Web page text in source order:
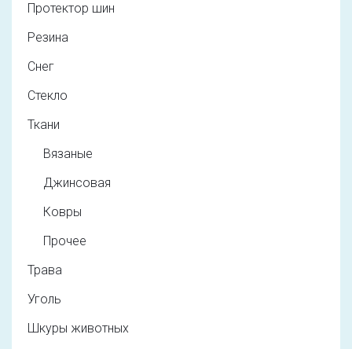
Протектор шин
Резина
Снег
Стекло
Ткани
Вязаные
Джинсовая
Ковры
Прочее
Трава
Уголь
Шкуры животных